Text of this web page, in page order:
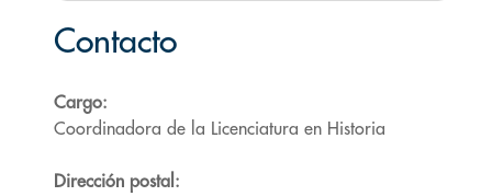
Contacto
Cargo:
Coordinadora de la Licenciatura en Historia
Dirección postal: